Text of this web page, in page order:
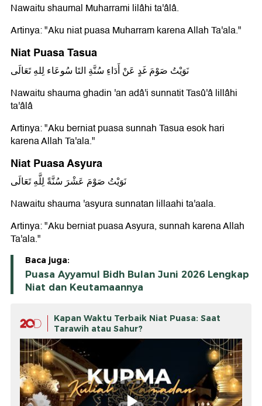
Nawaitu shaumal Muharrami lilâhi ta'âlâ.
Artinya: "Aku niat puasa Muharram karena Allah Ta'ala."
Niat Puasa Tasua
نَوَيْتُ صَوْمَ غَدٍ عَنْ أَدَاءِ سُنَّةِ التَا سُوعَاء لِلهِ تَعَالَى
Nawaitu shauma ghadin 'an adâ'i sunnatit Tasû'â lillâhi
ta'âlâ
Artinya: "Aku berniat puasa sunnah Tasua esok hari
karena Allah Ta'ala."
Niat Puasa Asyura
نَوَيْتُ صَوْمَ عَشْرَ سُنَّةً لِلَّهِ تَعَالَى
Nawaitu shauma 'asyura sunnatan lillaahi ta'aala.
Artinya: "Aku berniat puasa Asyura, sunnah karena Allah
Ta'ala."
Baca juga:
Puasa Ayyamul Bidh Bulan Juni 2026 Lengkap
Niat dan Keutamaannya
Kapan Waktu Terbaik Niat Puasa: Saat
Tarawih atau Sahur?